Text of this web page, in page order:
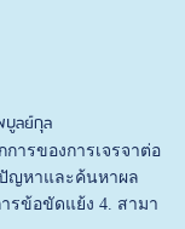
บูลย์กุล
ารของการเจรจาต่อ
ปัญหาและค้นหาผล
รข้อขัดแย้ง 4. สามา